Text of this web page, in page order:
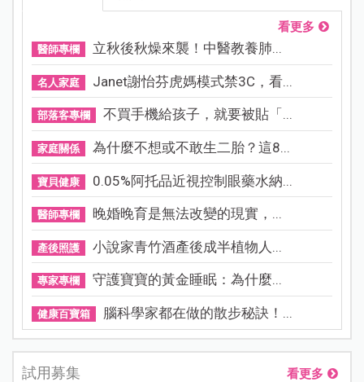
看更多
醫師專欄 立秋後秋燥來襲！中醫教養肺...
名人家庭 Janet謝怡芬虎媽模式禁3C，看...
部落客專欄 不買手機給孩子，就要被貼「...
家庭關係 為什麼不想或不敢生二胎？這8...
寶貝健康 0.05%阿托品近視控制眼藥水納...
醫師專欄 晚婚晚育是無法改變的現實，...
產後照護 小說家青竹酒產後成半植物人...
專家專欄 守護寶寶的黃金睡眠：為什麼...
健康百寶箱 腦科學家都在做的散步秘訣！...
試用募集 看更多